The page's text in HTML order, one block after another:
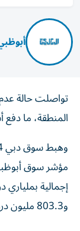
تواصلت حالة
المنطقة، ما دفع
و803.3 مليون درهم في دبي.